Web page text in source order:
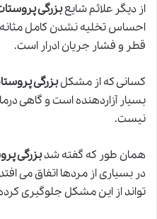
از دیگر علائم شایعبزرگی
احساس تخلیه نشدن کامل
قطر و فشار جریان ادرار است.
کسانی که از مشکلبزرگی
بسیار آزاردهنده است و گاهی
نیست.
همان طور که گفته شدبزرگی
در بسیاری از مردها اتفاق می
تواند از این مشکل جلوگیری کرده